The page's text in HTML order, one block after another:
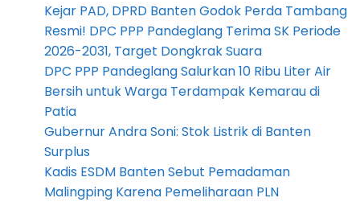
Kejar PAD, DPRD Banten Godok Perda Tambang
Resmi! DPC PPP Pandeglang Terima SK Periode
2026-2031, Target Dongkrak Suara
DPC PPP Pandeglang Salurkan 10 Ribu Liter Air
Bersih untuk Warga Terdampak Kemarau di
Patia
Gubernur Andra Soni: Stok Listrik di Banten
Surplus
Kadis ESDM Banten Sebut Pemadaman
Malingping Karena Pemeliharaan PLN